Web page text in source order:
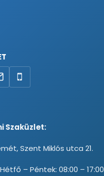
Szaküzlet:
Szent Miklós utca 21.
Hétfő – Péntek: 08:00 – 17:00